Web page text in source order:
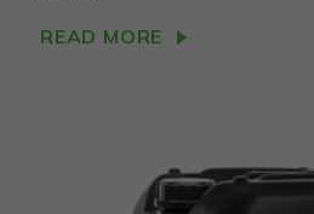
READ MORE